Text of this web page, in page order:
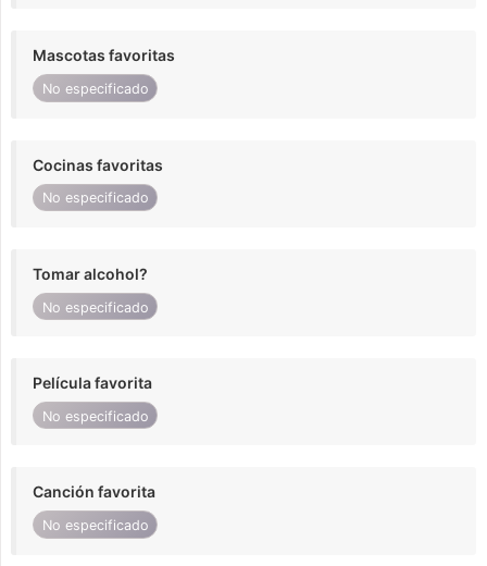
Mascotas favoritas
No especificado
Cocinas favoritas
No especificado
Tomar alcohol?
No especificado
Película favorita
No especificado
Canción favorita
No especificado